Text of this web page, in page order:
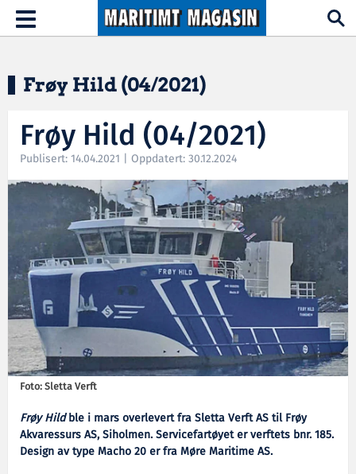
Hopp til hovedinnhold
Toggle
navigation
Frøy Hild (04/2021)
Frøy Hild (04/2021)
Publisert: 14.04.2021 | Oppdatert: 30.12.2024
Foto: Sletta Verft
Frøy Hildble i mars overlevert fra Sletta Verft AS til Frøy
Akvaressurs AS, Siholmen. Servicefartøyet er verftets bnr. 185.
Design av type Macho 20 er fra Møre Maritime AS.